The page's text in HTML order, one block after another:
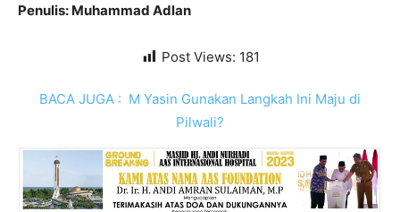
Penulis: Muhammad Adlan
Post Views: 181
BACA JUGA : M Yasin Gunakan Langkah Ini Maju di
Pilwali?